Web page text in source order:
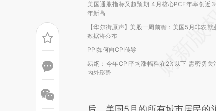
美国通胀指标又超预期 4月核心PCE年率创近
年新高
【华尔街原声】美股一周前瞻：美国5月非农就
数据将公布
PPI如何向CPI传导
易纲：今年CPI平均涨幅料在2%以下 需密切关
内外形势
后，美国5月的所有城市居民